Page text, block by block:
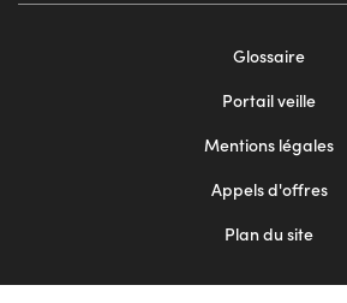
Glossaire
Portail veille
Mentions légales
Appels d'offres
Plan du site